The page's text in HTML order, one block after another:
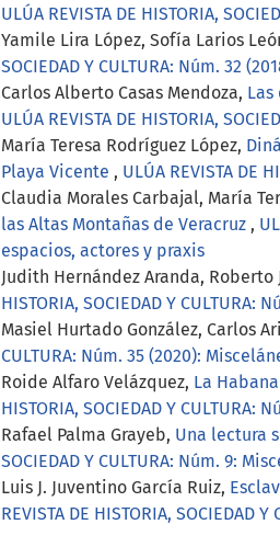
ULÚA REVISTA DE HISTORIA,
Yamile Lira López, Sofía Larios
SOCIEDAD Y CULTURA: Núm. 32
Carlos Alberto Casas Mendoza,
ULÚA REVISTA DE HISTORIA,
María Teresa Rodríguez López,
Playa Vicente , ULÚA REVISTA DE
Claudia Morales Carbajal, María
las Altas Montañas de Veracruz ,
espacios, actores y praxis
Judith Hernández Aranda, Roberto
HISTORIA, SOCIEDAD Y
Masiel Hurtado González, Carlos
CULTURA: Núm. 35 (2020):
Roide Alfaro Velázquez, La
HISTORIA, SOCIEDAD Y
Rafael Palma Grayeb, Una lectura
SOCIEDAD Y CULTURA: Núm. 9:
Luis J. Juventino García Ruiz,
REVISTA DE HISTORIA,